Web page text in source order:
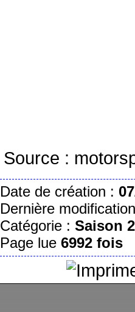
Source :
Date de création :
Dernière
Catégorie : Saison
Page lue 6992 fois